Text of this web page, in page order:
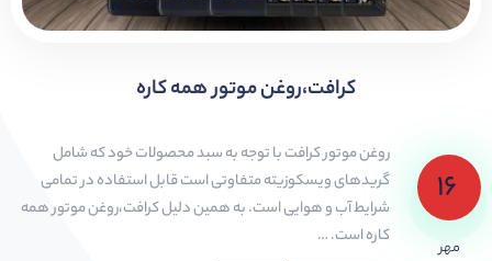
کرافت،روغن موتور همه کاره
۱۶
مهر
روغن موتور کرافت با توجه به سبد محصولات خود که شامل
گریدهای ویسکوزیته متفاوتی است قابل استفاده در تمامی
شرایط آب و هوایی است. به همین دلیل کرافت،روغن موتور همه
کاره است. …